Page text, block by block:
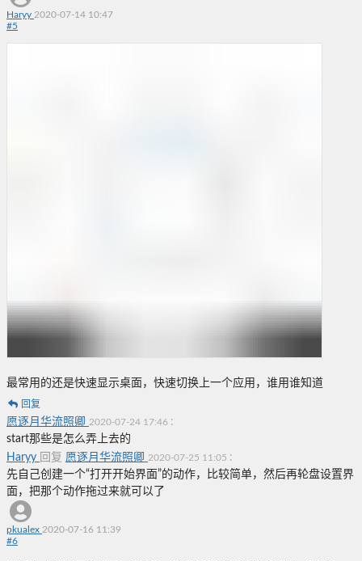
Haryy 2020-07-14 10:47
#5
最常用的还是快速显示桌面，快速切换上一个应用，谁用谁知道
回复
愿逐月华流照卿 2020-07-24 17:46 :
start那些是怎么弄上去的
Haryy 回复 愿逐月华流照卿 2020-07-25 11:05 :
先自己创建一个“打开开始界面”的动作，比较简单，然后再轮盘设置界
面，把那个动作拖过来就可以了
pkualex 2020-07-16 11:39
#6